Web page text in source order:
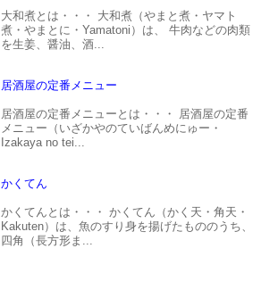
大和煮とは・・・ 大和煮（やまと煮・ヤマト
煮・やまとに・Yamatoni）は、 牛肉などの肉類
を生姜、醤油、酒...
居酒屋の定番メニュー
居酒屋の定番メニューとは・・・ 居酒屋の定番
メニュー（いざかやのていばんめにゅー・
Izakaya no tei...
かくてん
かくてんとは・・・ かくてん（かく天・角天・
Kakuten）は、魚のすり身を揚げたもののうち、
四角（長方形ま...